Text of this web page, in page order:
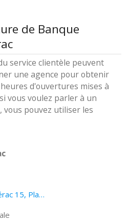
de Banque
service clientèle peuvent
une agence pour obtenir
d'ouvertures mises à
vous voulez parler à un
pouvez utiliser les
Banque Tarneaud Ribérac 15, Place Nationale